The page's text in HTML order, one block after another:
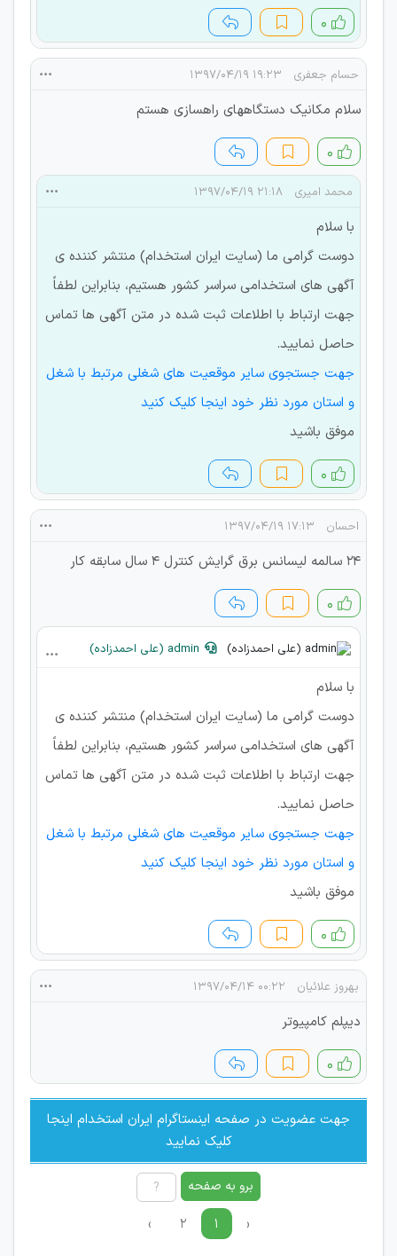
۰
حسام جعفری ۱۹:۲۳ ۱۳۹۷/۰۴/۱۹
سلام مکانیک دستگاههای راهسازی هستم
۰
محمد امیری ۲۱:۱۸ ۱۳۹۷/۰۴/۱۹
با سلام
دوست گرامی ما (سایت ایران استخدام) منتشر کننده ی
آگهی های استخدامی سراسر کشور هستیم، بنابراین لطفاً
جهت ارتباط با اطلاعات ثبت شده در متن آگهی ها تماس
حاصل نمایید.
جهت جستجوی سایر موقعیت های شغلی مرتبط با شغل
و استان مورد نظر خود اینجا کلیک کنید
موفق باشید
۰
احسان ۱۷:۱۳ ۱۳۹۷/۰۴/۱۹
۲۴ سالمه لیسانس برق گرایش کنترل ۴ سال سابقه کار
۰
با سلام
دوست گرامی ما (سایت ایران استخدام) منتشر کننده ی
آگهی های استخدامی سراسر کشور هستیم، بنابراین لطفاً
جهت ارتباط با اطلاعات ثبت شده در متن آگهی ها تماس
حاصل نمایید.
جهت جستجوی سایر موقعیت های شغلی مرتبط با شغل
و استان مورد نظر خود اینجا کلیک کنید
موفق باشید
۰
بهروز علائیان ۰۰:۲۲ ۱۳۹۷/۰۴/۱۴
دیپلم کامپیوتر
۰
جهت عضویت در صفحه اینستاگرام ایران استخدام اینجا
کلیک نمایید
برو به صفحه
‹ ۱ ۲ ›